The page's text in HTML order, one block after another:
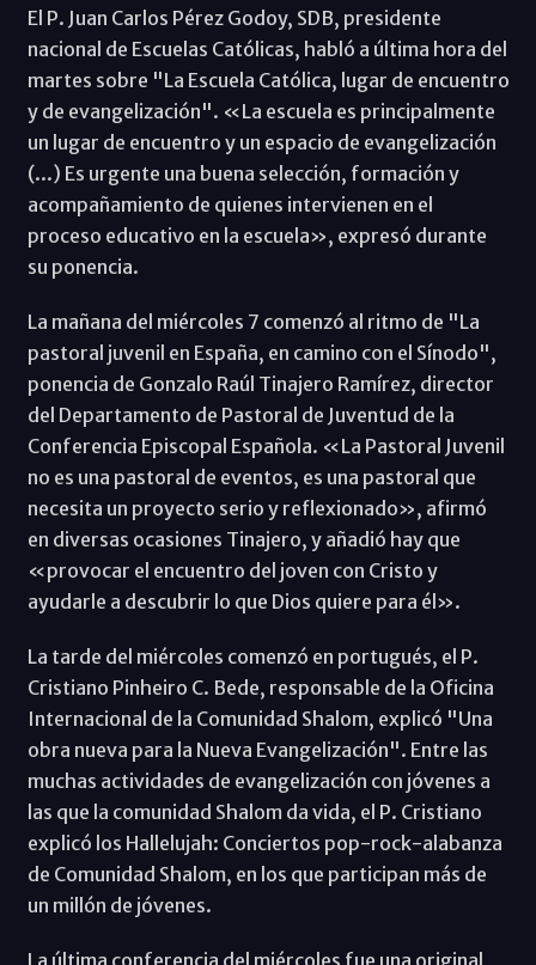
El P. Juan Carlos Pérez Godoy, SDB, presidente
nacional de Escuelas Católicas, habló a última hora del
martes sobre "La Escuela Católica, lugar de encuentro
y de evangelización". «La escuela es principalmente
un lugar de encuentro y un espacio de evangelización
(...) Es urgente una buena selección, formación y
acompañamiento de quienes intervienen en el
proceso educativo en la escuela», expresó durante
su ponencia.
La mañana del miércoles 7 comenzó al ritmo de "La
pastoral juvenil en España, en camino con el Sínodo",
ponencia de Gonzalo Raúl Tinajero Ramírez, director
del Departamento de Pastoral de Juventud de la
Conferencia Episcopal Española. «La Pastoral Juvenil
no es una pastoral de eventos, es una pastoral que
necesita un proyecto serio y reflexionado», afirmó
en diversas ocasiones Tinajero, y añadió hay que
«provocar el encuentro del joven con Cristo y
ayudarle a descubrir lo que Dios quiere para él».
La tarde del miércoles comenzó en portugués, el P.
Cristiano Pinheiro C. Bede, responsable de la Oficina
Internacional de la Comunidad Shalom, explicó "Una
obra nueva para la Nueva Evangelización". Entre las
muchas actividades de evangelización con jóvenes a
las que la comunidad Shalom da vida, el P. Cristiano
explicó los Hallelujah: Conciertos pop-rock-alabanza
de Comunidad Shalom, en los que participan más de
un millón de jóvenes.
La última conferencia del miércoles fue una original